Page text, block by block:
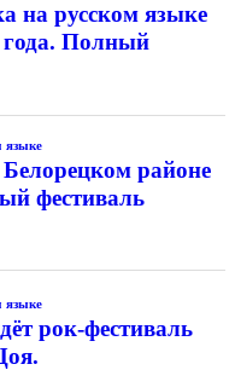
на русском языке
года. Полный
языке
районе
фестиваль
языке
рок-фестиваль